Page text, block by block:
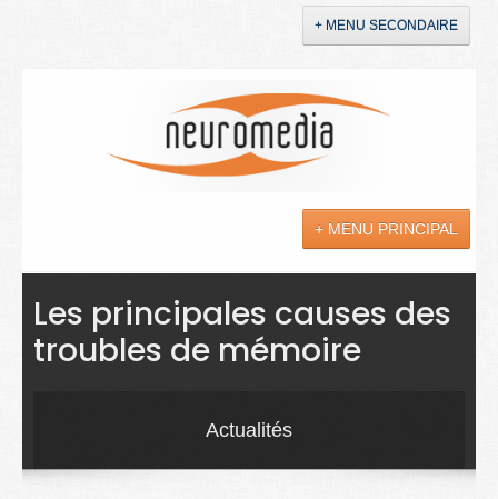
+ MENU SECONDAIRE
+ MENU PRINCIPAL
Actualités
Sciences
Droit
Les principales causes des
troubles de mémoire
Actualités